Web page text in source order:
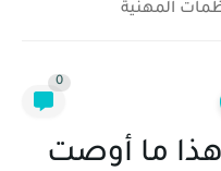
المهنية
0
ما أوصت